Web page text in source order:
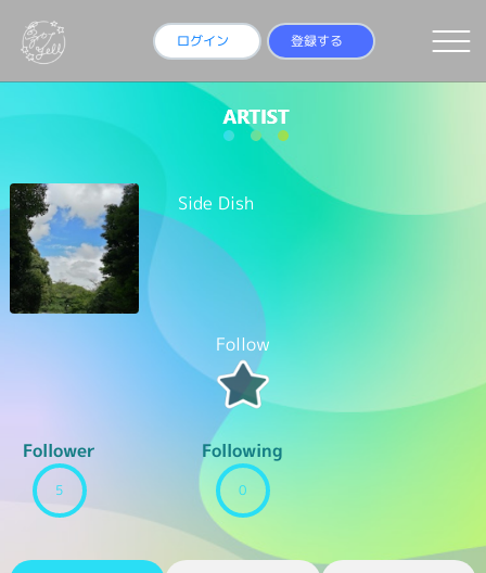
ログイン 登録する
Side Dish
Follow
Follower
5
Following
0